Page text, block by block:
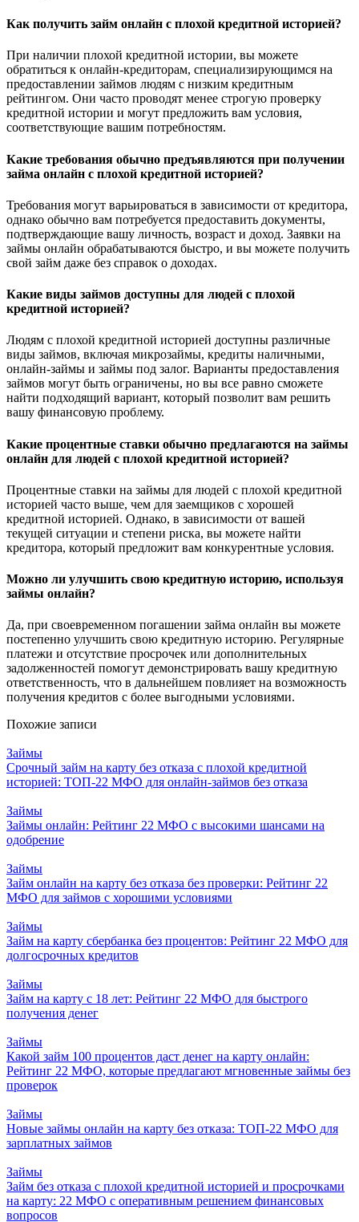
Как получить займ онлайн с плохой кредитной историей?
При наличии плохой кредитной истории, вы можете
обратиться к онлайн-кредиторам, специализирующимся на
предоставлении займов людям с низким кредитным
рейтингом. Они часто проводят менее строгую проверку
кредитной истории и могут предложить вам условия,
соответствующие вашим потребностям.
Какие требования обычно предъявляются при получении
займа онлайн с плохой кредитной историей?
Требования могут варьироваться в зависимости от кредитора,
однако обычно вам потребуется предоставить документы,
подтверждающие вашу личность, возраст и доход. Заявки на
займы онлайн обрабатываются быстро, и вы можете получить
свой займ даже без справок о доходах.
Какие виды займов доступны для людей с плохой
кредитной историей?
Людям с плохой кредитной историей доступны различные
виды займов, включая микрозаймы, кредиты наличными,
онлайн-займы и займы под залог. Варианты предоставления
займов могут быть ограничены, но вы все равно сможете
найти подходящий вариант, который позволит вам решить
вашу финансовую проблему.
Какие процентные ставки обычно предлагаются на займы
онлайн для людей с плохой кредитной историей?
Процентные ставки на займы для людей с плохой кредитной
историей часто выше, чем для заемщиков с хорошей
кредитной историей. Однако, в зависимости от вашей
текущей ситуации и степени риска, вы можете найти
кредитора, который предложит вам конкурентные условия.
Можно ли улучшить свою кредитную историю, используя
займы онлайн?
Да, при своевременном погашении займа онлайн вы можете
постепенно улучшить свою кредитную историю. Регулярные
платежи и отсутствие просрочек или дополнительных
задолженностей помогут демонстрировать вашу кредитную
ответственность, что в дальнейшем повлияет на возможность
получения кредитов с более выгодными условиями.
Похожие записи
Займы
Срочный займ на карту без отказа с плохой кредитной
историей: ТОП-22 МФО для онлайн-займов без отказа
Займы
Займы онлайн: Рейтинг 22 МФО с высокими шансами на
одобрение
Займы
Займ онлайн на карту без отказа без проверки: Рейтинг 22
МФО для займов с хорошими условиями
Займы
Займ на карту сбербанка без процентов: Рейтинг 22 МФО для
долгосрочных кредитов
Займы
Займ на карту с 18 лет: Рейтинг 22 МФО для быстрого
получения денег
Займы
Какой займ 100 процентов даст денег на карту онлайн:
Рейтинг 22 МФО, которые предлагают мгновенные займы без
проверок
Займы
Новые займы онлайн на карту без отказа: ТОП-22 МФО для
зарплатных займов
Займы
Займ без отказа с плохой кредитной историей и просрочками
на карту: 22 МФО с оперативным решением финансовых
вопросов